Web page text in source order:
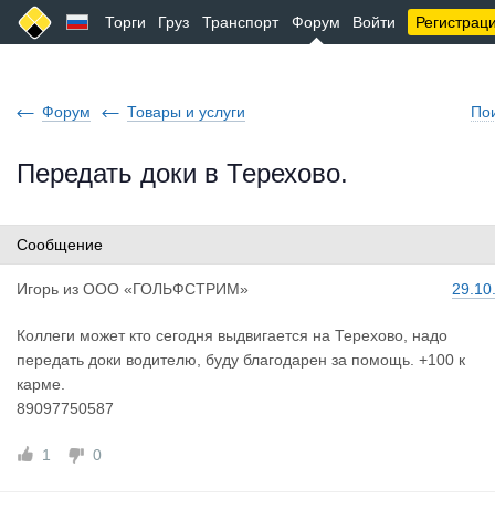
Торги Груз Транспорт Форум Войти
Форум Товары и услуги
Передать доки в Терехово.
Сообщение
Игорь из ООО «ГОЛЬФСТРИМ»
Коллеги может кто сегодня выдвигается на Терехово, надо
передать доки водителю, буду благодарен за помощь. +100 к
карме.
89097750587
1 0